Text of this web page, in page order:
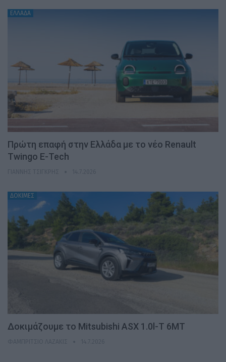
ΕΛΛΑΔΑ
Πρώτη επαφή στην Ελλάδα με το νέο Renault
Twingo E-Tech
ΔΟΚΙΜΕΣ
Δοκιμάζουμε το Mitsubishi ASX 1.0l-T 6MT